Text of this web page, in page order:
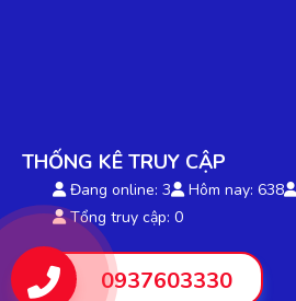
THỐNG KÊ TRUY CẬP
Đang online: 3 Hôm nay: 638
Tổng truy cập: 0
0937603330